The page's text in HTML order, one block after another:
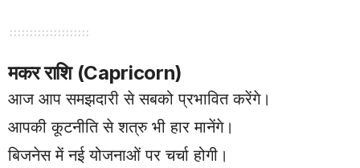
मकर राशि (Capricorn)
आज आप समझदारी से सबको प्रभावित करेंगे।
आपकी कूटनीति से शत्रु भी हार मानेंगे।
बिजनेस में नई योजनाओं पर चर्चा होगी।